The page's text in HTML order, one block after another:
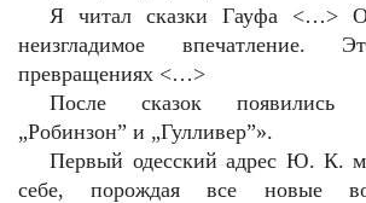
Я читал сказки Гауфа <…>
неизгладимое
превращениях <…>
После сказок появились
„Робинзон” и „Гулливер”».
Первый одесский адрес Ю. К.
себе, порождая все новые